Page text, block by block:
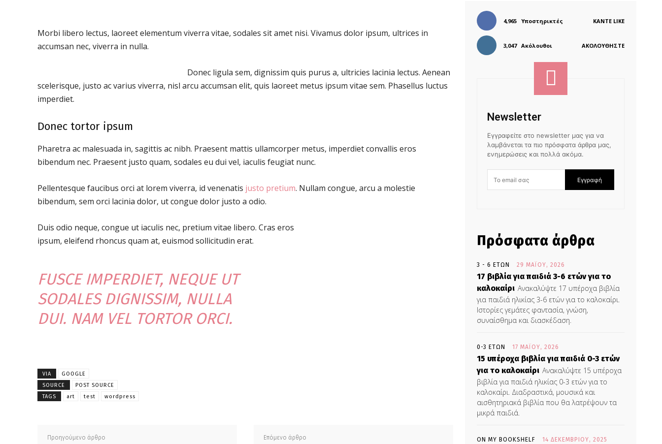
Morbi libero lectus, laoreet elementum viverra vitae, sodales sit amet nisi. Vivamus dolor ipsum, ultrices in
accumsan nec, viverra in nulla.
Donec ligula sem, dignissim quis purus a, ultricies lacinia lectus. Aenean
scelerisque, justo ac varius viverra, nisl arcu accumsan elit, quis laoreet metus ipsum vitae sem. Phasellus luctus
imperdiet.
Donec tortor ipsum
Pharetra ac malesuada in, sagittis ac nibh. Praesent mattis ullamcorper metus, imperdiet convallis eros
bibendum nec. Praesent justo quam, sodales eu dui vel, iaculis feugiat nunc.
Pellentesque faucibus orci at lorem viverra, id venenatis justo pretium. Nullam congue, arcu a molestie
bibendum, sem orci lacinia dolor, ut congue dolor justo a odio.
Duis odio neque, congue ut iaculis nec, pretium vitae libero. Cras eros
ipsum, eleifend rhoncus quam at, euismod sollicitudin erat.
FUSCE IMPERDIET, NEQUE UT
SODALES DIGNISSIM, NULLA
DUI. NAM VEL TORTOR ORCI.
VIA
GOOGLE
SOURCE
POST SOURCE
TAGS
art test wordpress
Προηγούμενο άρθρο Επόμενο άρθρο
4,965 Υποστηρικτές ΚΆΝΤΕ LIKE
3,047 Ακόλουθοι ΑΚΟΛΟΥΘΉΣΤΕ
Newsletter
Εγγραφείτε στο newsletter μας για να
λαμβάνεται τα πιο πρόσφατα άρθρα μας,
ενημερώσεις και πολλά ακόμα.
Εγγραφή
Πρόσφατα άρθρα
3 - 6 ΕΤΏΝ 29 ΜΑΪ́ΟΥ, 2026
17 βιβλία για παιδιά 3-6 ετών για το
καλοκαίρι Ανακαλύψτε 17 υπέροχα βιβλία
για παιδιά ηλικίας 3-6 ετών για το καλοκαίρι.
Ιστορίες γεμάτες φαντασία, γνώση,
συναίσθημα και διασκέδαση.
0-3 ΕΤΏΝ 17 ΜΑΪ́ΟΥ, 2026
15 υπέροχα βιβλία για παιδιά 0-3 ετών
για το καλοκαίρι Ανακαλύψτε 15 υπέροχα
βιβλία για παιδιά ηλικίας 0-3 ετών για το
καλοκαίρι. Διαδραστικά, μουσικά και
αισθητηριακά βιβλία που θα λατρέψουν τα
μικρά παιδιά.
ON MY BOOKSHELF 14 ΔΕΚΕΜΒΡΊΟΥ, 2025